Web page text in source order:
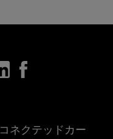
コネクテッドカー